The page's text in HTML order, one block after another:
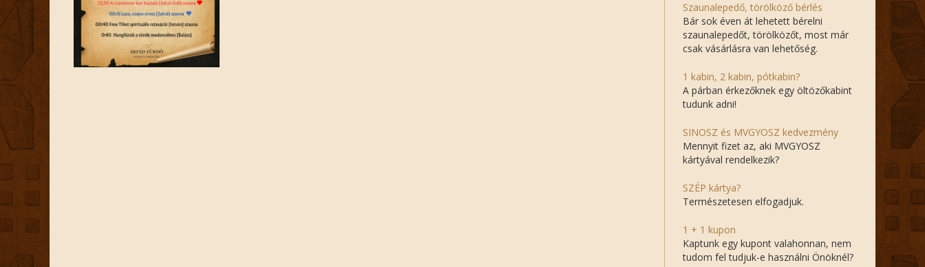
Szaunalepedő, törölköző bérlés
Bár sok éven át lehetett bérelni
szaunalepedőt, törölközőt, most már
csak vásárlásra van lehetőség.
1 kabin, 2 kabin, pótkabin?
A párban érkezőknek egy öltözőkabint
tudunk adni!
SINOSZ és MVGYOSZ kedvezmény
Mennyit fizet az, aki MVGYOSZ
kártyával rendelkezik?
SZÉP kártya?
Természetesen elfogadjuk.
1 + 1 kupon
Kaptunk egy kupont valahonnan, nem
tudom fel tudjuk-e használni Önöknél?